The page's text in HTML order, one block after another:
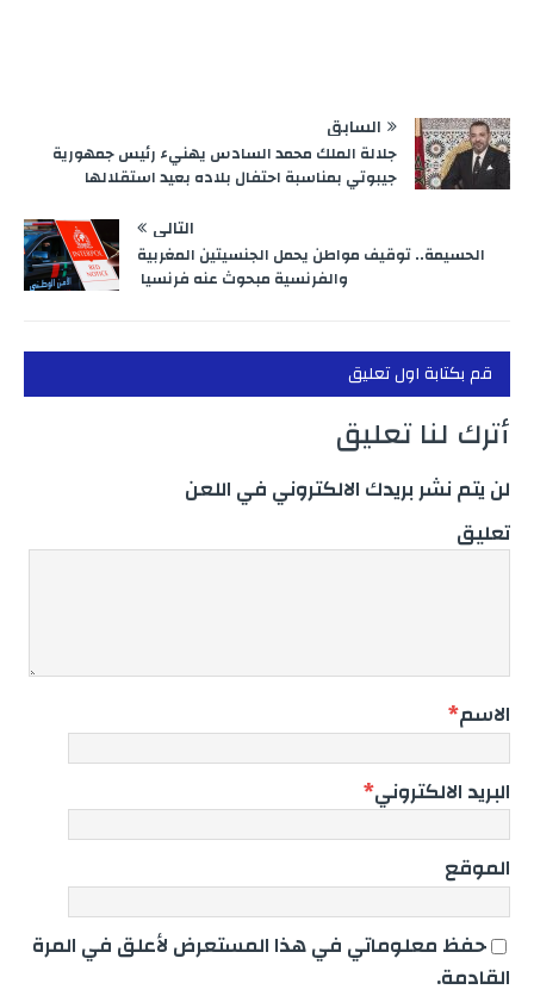
السابق
جلالة الملك محمد السادس يهنيء رئيس جمهورية
جيبوتي بمناسبة احتفال بلاده بعيد استقلالها
التالي
الحسيمة.. توقيف مواطن يحمل الجنسيتين المغربية
والفرنسية مبحوث عنه فرنسيا
قم بكتابة اول تعليق
أترك لنا تعليق
لن يتم نشر بريدك الالكتروني في اللعن
تعليق
الاسم*
البريد الالكتروني*
الموقع
حفظ معلوماتي في هذا المستعرض لأعلق في المرة
القادمة.